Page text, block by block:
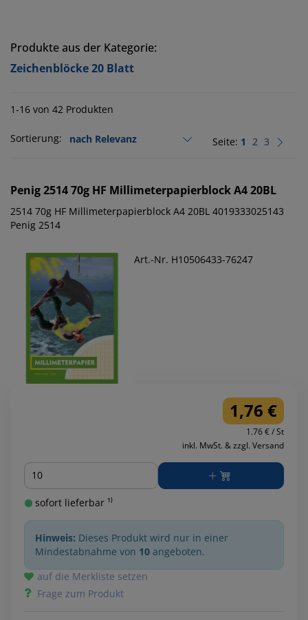
Produkte aus der Kategorie:
Zeichenblöcke 20 Blatt
1-16 von 42 Produkten
Sortierung: Seite: 1 2 3
Penig2514 70g HF Millimeterpapierblock A4 20BL
2514 70g HF Millimeterpapierblock A4 20BL 4019333025143
Penig 2514
Art.-Nr. H10506433-76247
1,76 €
1.76 € / St
inkl. MwSt. & zzgl. Versand
Menge
sofort lieferbar ¹⁾
Hinweis: Dieses Produkt wird nur in einer
Mindestabnahme von 10 angeboten.
auf die Merkliste setzen
Frage zum Produkt